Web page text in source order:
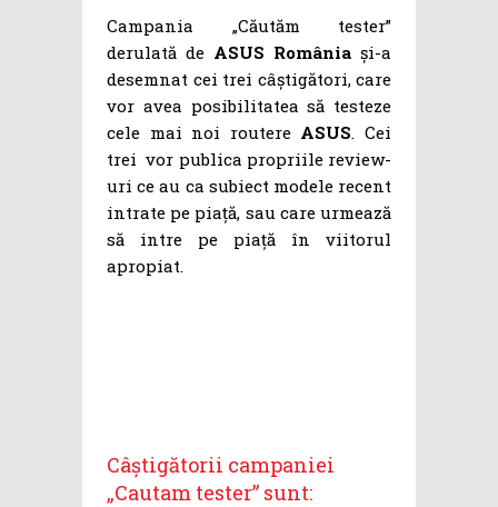
Campania „Căutăm tester”
derulată de ASUS România și-a
desemnat cei trei câștigători, care
vor avea posibilitatea să testeze
cele mai noi routere ASUS. Cei
trei vor publica propriile review-
uri ce au ca subiect modele recent
intrate pe piață, sau care urmează
să intre pe piață în viitorul
apropiat.
Câștigătorii campaniei
„Cautam tester” sunt: